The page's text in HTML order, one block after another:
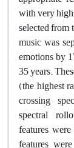
with very
selected
music was
emotions by
35 years.
(the highest
crossing,
spectral
features
features